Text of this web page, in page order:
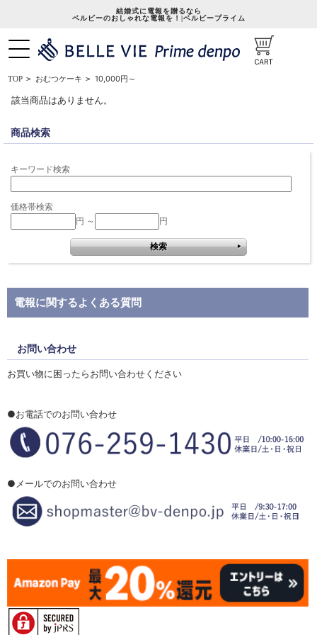
結婚式に電報を贈るなら
ベルビーのおしゃれな電報を！|ベルビープライム
TOP > おむつケーキ > 10,000円～
該当商品はありません。
商品検索
キーワード検索
価格帯検索
円 ～
円
電報に関するよくある質問
お問い合わせ
お買い物に困ったらお問い合わせください
●お電話でのお問い合わせ
●メールでのお問い合わせ